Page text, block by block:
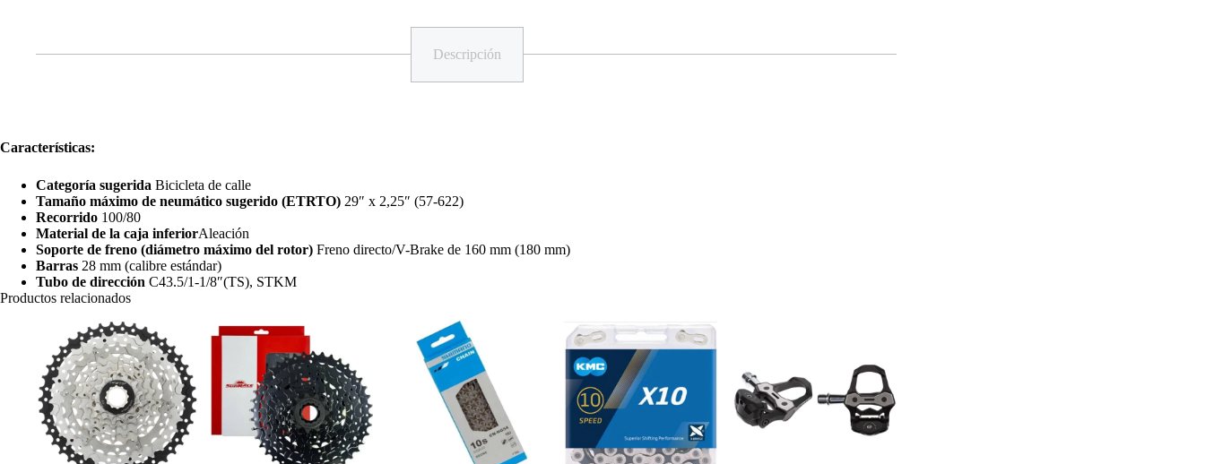
Descripción
Características:
Categoría sugerida Bicicleta de calle
Tamaño máximo de neumático sugerido (ETRTO) 29″ x 2,25″ (57-622)
Recorrido 100/80
Material de la caja inferiorAleación
Soporte de freno (diámetro máximo del rotor) Freno directo/V-Brake de 160 mm (180 mm)
Barras 28 mm (calibre estándar)
Tubo de dirección C43.5/1-1/8″(TS), STKM
Productos relacionados